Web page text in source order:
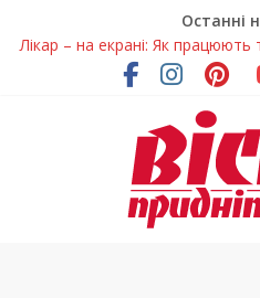
Останні
Лікар – на екрані: Як працюють
Дніпропетровщині
У Дніпрі триває масштабна
Пошуки тривають: на
розташування легендарного
Ветерани Дніпропетровщини